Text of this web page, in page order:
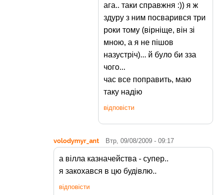
ага.. таки справжня :)) я ж
здуру з ним посварився три
роки тому (вірніще, він зі
мною, а я не пішов
назустріч)... й було би зза
чого...
час все поправить, маю
таку надію
відповісти
volodymyr_ant Втр, 09/08/2009 - 09:17
а вілла казначейства - супер..
я закохався в цю будівлю..
відповісти